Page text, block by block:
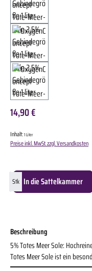
14,90 €
Inhalt:1 Liter
Preise inkl. MwSt. zzgl. Versandkosten
Produkt Anzahl: Gib den
Stk In die Sattelkammer
Beschreibung
5% Totes Meer Sole:
Totes Meer Sole ist ein